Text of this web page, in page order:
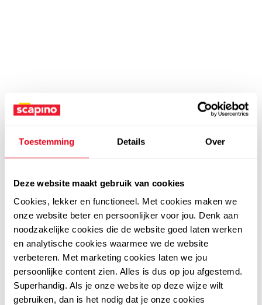
Toestemming Details Over
Deze website maakt gebruik van cookies
Cookies, lekker en functioneel. Met cookies maken we
onze website beter en persoonlijker voor jou. Denk aan
noodzakelijke cookies die de website goed laten werken
en analytische cookies waarmee we de website
verbeteren. Met marketing cookies laten we jou
persoonlijke content zien. Alles is dus op jou afgestemd.
Superhandig. Als je onze website op deze wijze wilt
gebruiken, dan is het nodig dat je onze cookies